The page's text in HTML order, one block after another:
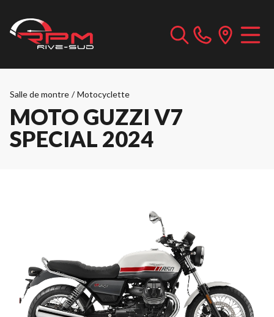
Salle de montre / Motocyclette
MOTO GUZZI V7
SPECIAL 2024